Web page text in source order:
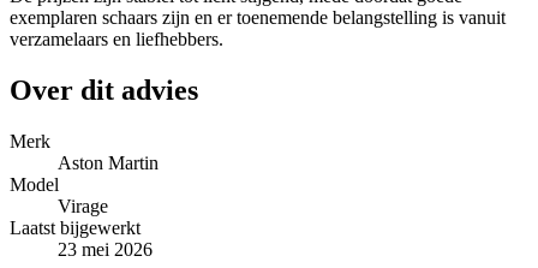
exemplaren schaars zijn en er toenemende belangstelling is vanuit
verzamelaars en liefhebbers.
Over dit advies
Merk
Aston Martin
Model
Virage
Laatst bijgewerkt
23 mei 2026